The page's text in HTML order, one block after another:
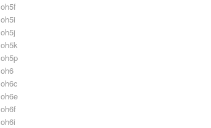
oh5f
oh5i
oh5j
oh5k
oh5p
oh6
oh6c
oh6e
oh6f
oh6i